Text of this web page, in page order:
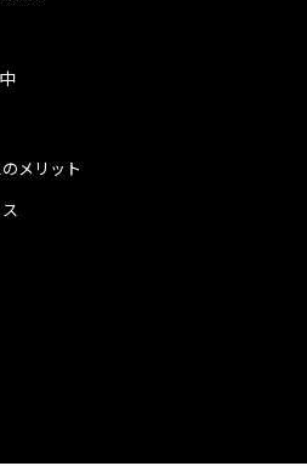
メリット